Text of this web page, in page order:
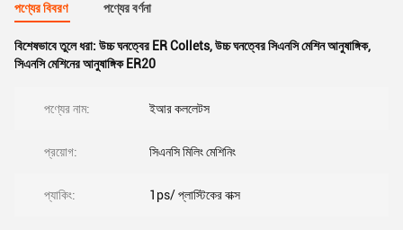
পণ্যের বিবরণ পণ্যের বর্ণনা
বিশেষভাবে তুলে ধরা: উচ্চ ঘনত্বের ER Collets,উচ্চ ঘনত্বের সিএনসি মেশিন আনুষাঙ্গিক,
সিএনসি মেশিনের আনুষাঙ্গিক ER20
পণ্যের নাম: ইআর কললেটস
প্রয়োগ: সিএনসি মিলিং মেশিনিং
প্যাকিং: 1ps/ প্লাস্টিকের বাক্স